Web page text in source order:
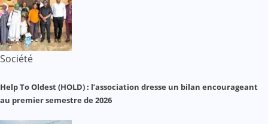
Société
Help To Oldest (HOLD) : l’association dresse un bilan encourageant
au premier semestre de 2026